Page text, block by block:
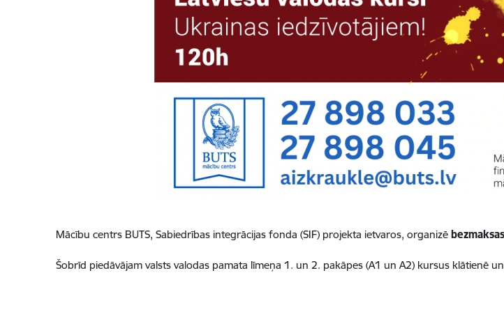
Mācību centrs BUTS, Sabiedrības integrācijas fonda (SIF) projekta ietvaros, organizē bezmaksas
Šobrīd piedāvājam valsts valodas pamata līmeņa 1. un 2. pakāpes (A1 un A2) kursus klātienē